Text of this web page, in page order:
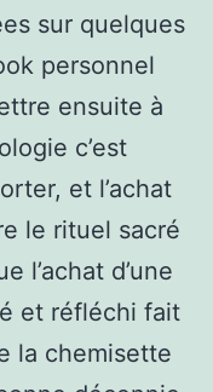
sur quelques
personnel
ensuite à
c’est
et l’achat
le rituel sacré
l’achat d’une
et réfléchi fait
la chemisette